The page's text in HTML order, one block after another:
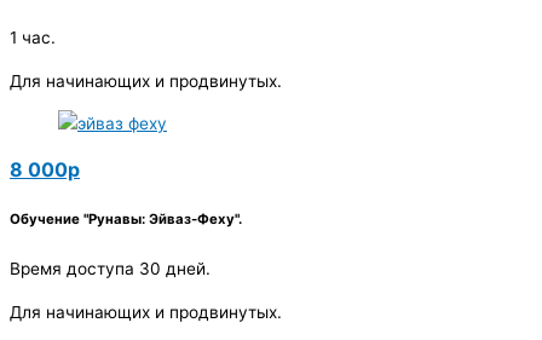
1 час.
Для начинающих и продвинутых.
8 000р
Обучение "Рунавы: Эйваз-Феху".
Время доступа 30 дней.
Для начинающих и продвинутых.